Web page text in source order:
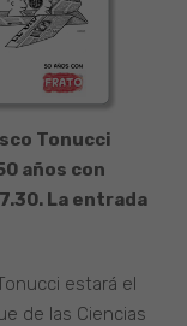
Tonucci
años con
La entrada
estará el
de las Ciencias